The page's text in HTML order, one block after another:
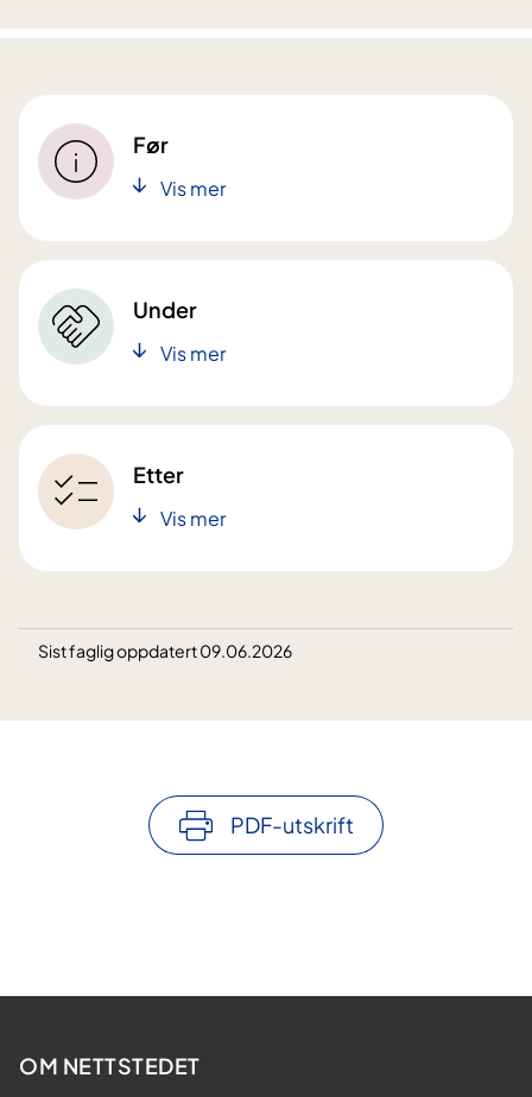
Før
Vis mer
Under
Vis mer
Etter
Vis mer
Sist faglig oppdatert 09.06.2026
PDF-utskrift
OM NETTSTEDET